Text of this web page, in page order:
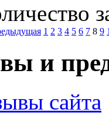
1 2 3 4 5 6 7 8 9
и
сайта